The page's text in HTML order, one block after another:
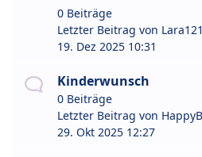
0 Beiträge
Letzter Beitrag von
19. Dez 2025 10:31
Kinderwunsch
0 Beiträge
Letzter Beitrag von
29. Okt 2025 12:27